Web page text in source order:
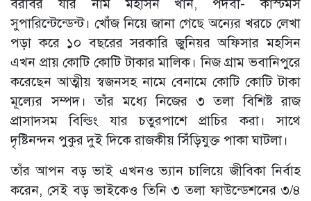
বরাবর যার নাম মহসিন খান, পদবী- কাস্টমস
সুপারিন্টেন্ডেন্ট। খোঁজ নিয়ে জানা গেছে অন্যের খরচে লেখা
পড়া করে ১০ বছরের সরকারি জুনিয়র অফিসার মহসিন
এখন প্রায় কোটি কোটি টাকার মালিক। নিজ গ্রাম ভবানিপুরে
করেছেন আত্মীয় স্বজনসহ নামে বেনামে কোটি কোটি টাকা
মূল্যের সম্পদ। তাঁর মধ্যে নিজের ৩ তলা বিশিষ্ট রাজ
প্রাসাদসম বিল্ডিং যার চতুরপাশে প্রাচির করা। সাথে
দৃষ্টিনন্দন পুকুর দুই দিকে রাজকীয় সিঁড়িযুক্ত পাকা ঘাটলা।
তাঁর আপন বড় ভাই এখনও ভ্যান চালিয়ে জীবিকা নির্বাহ
করেন, সেই বড় ভাইকেও তিনি ৩ তলা ফাউন্ডেশনের ৩/৪